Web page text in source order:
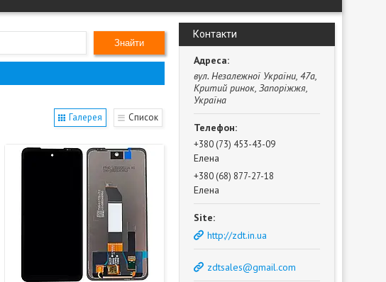
Знайти
Галерея Список
Контакти
вул. Незалежної України, 47а,
Критий ринок, Запоріжжя,
Україна
+380 (73) 453-43-09
Елена
+380 (68) 877-27-18
Елена
http://zdt.in.ua
zdtsales@gmail.com